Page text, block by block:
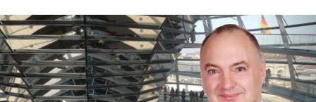
PRESSE
STELLENPORTAL